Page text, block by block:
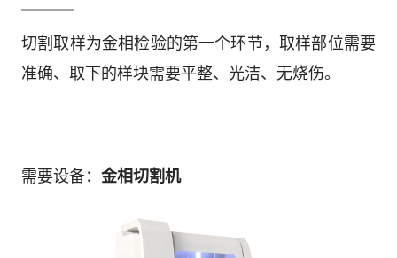
切割取样为金相检验的第一个环节，取样部位需要
准确、取下的样块需要平整、光洁、无烧伤。
需要设备： 金相切割机